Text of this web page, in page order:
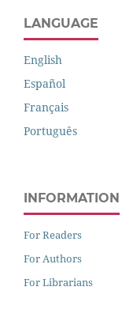
LANGUAGE
English
Español
Français
Português
INFORMATION
For Readers
For Authors
For Librarians